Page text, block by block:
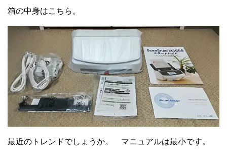
箱の中身はこちら。
最近のトレンドでしょうか。 マニュアルは最小です。